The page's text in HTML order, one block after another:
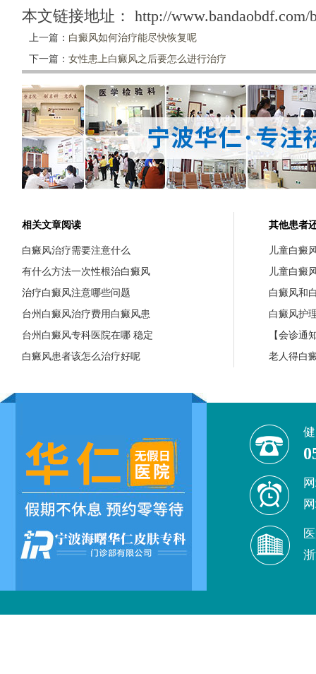
本文链接地址： http://www.bandaobdf.com/
上一篇： 白癜风如何治疗能尽快恢复呢
下一篇： 女性患上白癜风之后要怎么进行治疗
相关文章阅读
白癜风治疗需要注意什么
有什么方法一次性根治白癜风
治疗白癜风注意哪些问题
台州白癜风治疗费用白癜风患
台州白癜风专科医院在哪 稳定
白癜风患者该怎么治疗好呢
其他患者
儿童白癜
儿童白癜
白癜风和
白癜风护
【会诊通
老人得白